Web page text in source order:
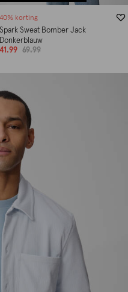
40% korting
Spark Sweat Bomber Jack
Donkerblauw
41.99
69.99